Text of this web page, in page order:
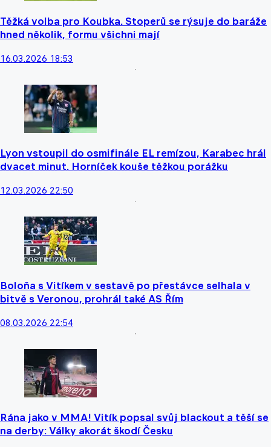
Těžká volba pro Koubka. Stoperů se rýsuje do baráže
hned několik, formu všichni mají
16.03.2026 18:53
Lyon vstoupil do osmifinále EL remízou, Karabec hrál
dvacet minut. Horníček kouše těžkou porážku
12.03.2026 22:50
Boloňa s Vitíkem v sestavě po přestávce selhala v
bitvě s Veronou, prohrál také AS Řím
08.03.2026 22:54
Rána jako v MMA! Vitík popsal svůj blackout a těší se
na derby: Války akorát škodí Česku